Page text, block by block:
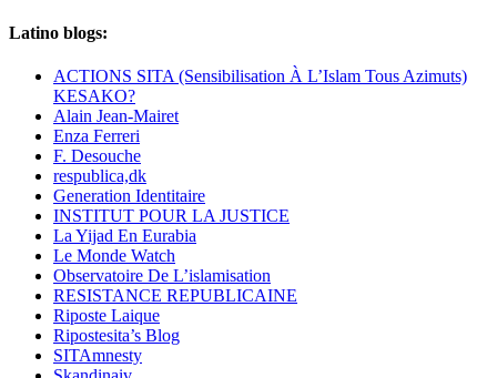
Latino blogs:
ACTIONS SITA (Sensibilisation À L’Islam Tous Azimuts)
KESAKO?
Alain Jean-Mairet
Enza Ferreri
F. Desouche
respublica,dk
Generation Identitaire
INSTITUT POUR LA JUSTICE
La Yijad En Eurabia
Le Monde Watch
Observatoire De L’islamisation
RESISTANCE REPUBLICAINE
Riposte Laique
Ripostesita’s Blog
SITAmnesty